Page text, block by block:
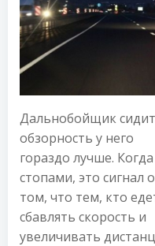
Дальнобойщик
обзорность у него
гораздо лучше.
стопами, это сигнал о
том, что тем, кто
сбавлять скорость и
увеличивать